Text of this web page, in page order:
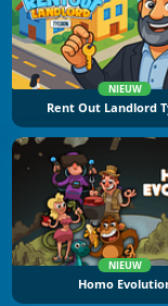
NIEUW
Rent Out Landlord
NIEUW
Homo